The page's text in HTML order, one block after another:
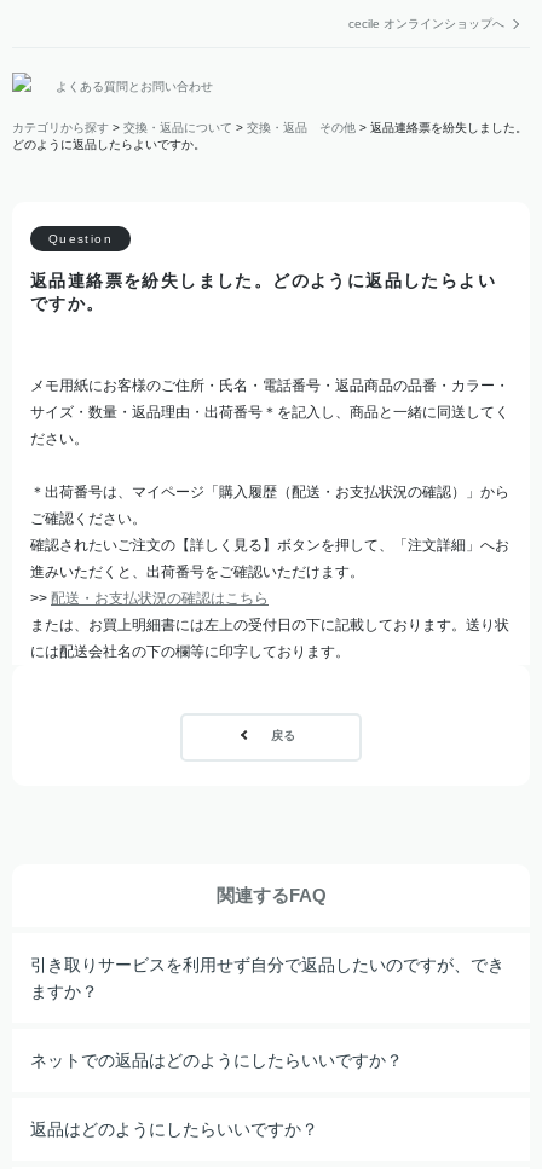
cecile オンラインショップへ
よくある質問とお問い合わせ
カテゴリから探す > 交換・返品について > 交換・返品 その他 > 返品連絡票を紛失しました。
どのように返品したらよいですか。
返品連絡票を紛失しました。どのように返品したらよい
ですか。
メモ用紙にお客様のご住所・氏名・電話番号・返品商品の品番・カラー・
サイズ・数量・返品理由・出荷番号＊を記入し、商品と一緒に同送してく
ださい。
＊出荷番号は、マイページ「購入履歴（配送・お支払状況の確認）」から
ご確認ください。
確認されたいご注文の【詳しく見る】ボタンを押して、「注文詳細」へお
進みいただくと、出荷番号をご確認いただけます。
>> 配送・お支払状況の確認はこちら
または、お買上明細書には左上の受付日の下に記載しております。送り状
には配送会社名の下の欄等に印字しております。
戻る
関連するFAQ
引き取りサービスを利用せず自分で返品したいのですが、でき
ますか？
ネットでの返品はどのようにしたらいいですか？
返品はどのようにしたらいいですか？